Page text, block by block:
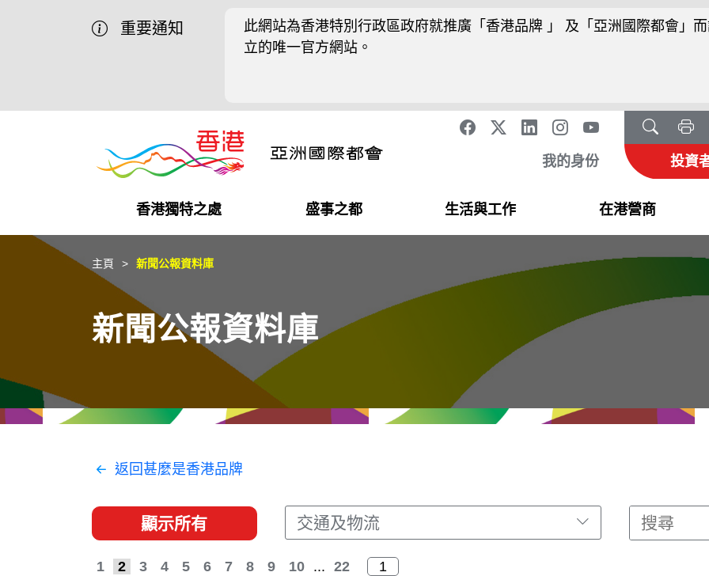
重要通知
此網站為香港特別行政區政府就推廣「香港品牌 」 及「亞洲國際都會」
立的唯一官方網站。
我的身份 投資
香港獨特之處
營商機會
獨特優勢
盛事之都
盛事之都
最新活動精選
生活與工作
在港工作
都會生活
在港營商
在港創業
初創企業
推廣香港@中國內地
推廣香港@中東
推廣香港@粵港澳大灣區
最新資訊
媒體資訊
主頁 新聞公報資料庫
新聞公報資料庫
返回甚麼是香港品牌
顯示所有 交通及物流
1 2 3 4 5 6 7 8 9 10 ... 22